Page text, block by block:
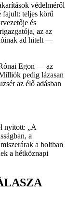
védelméről
fajult: teljes körű
és
az az
ad hitelt —
Egon — az
pedig lázasan
az élő adásban
nyitott: „A
a
a boltban
a hétköznapi